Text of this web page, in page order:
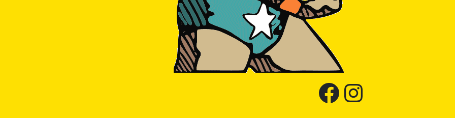
Facebook Seite von mucha lucha Burritos
Instagram Seite von mucha lucha Burritos